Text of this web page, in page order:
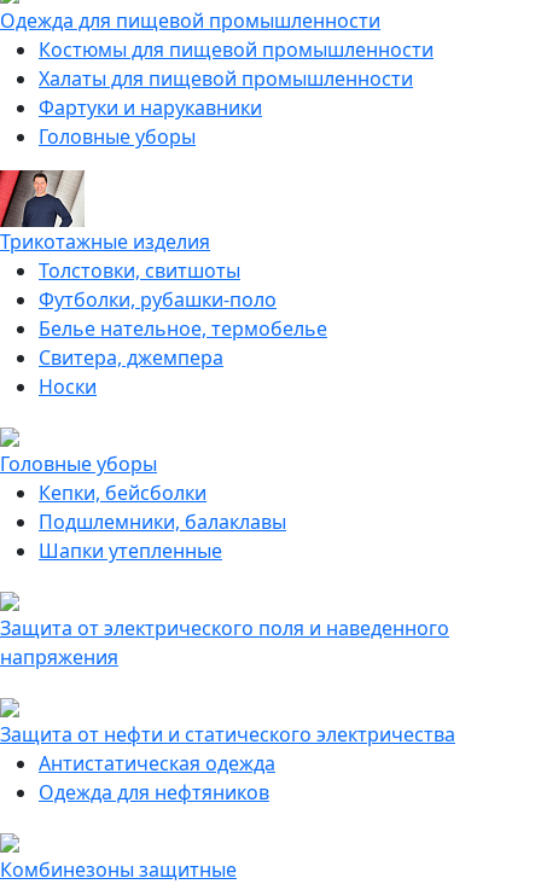
Одежда для пищевой промышленности
Костюмы для пищевой промышленности
Халаты для пищевой промышленности
Фартуки и нарукавники
Головные уборы
Трикотажные изделия
Толстовки, свитшоты
Футболки, рубашки-поло
Белье нательное, термобелье
Свитера, джемпера
Носки
Головные уборы
Кепки, бейсболки
Подшлемники, балаклавы
Шапки утепленные
Защита от электрического поля и наведенного
напряжения
Защита от нефти и статического электричества
Антистатическая одежда
Одежда для нефтяников
Комбинезоны защитные